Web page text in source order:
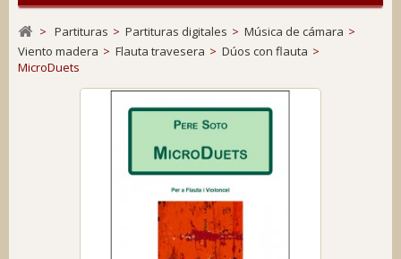
> Partituras > Partituras digitales > Música de cámara >
Viento madera > Flauta travesera > Dúos con flauta >
MicroDuets